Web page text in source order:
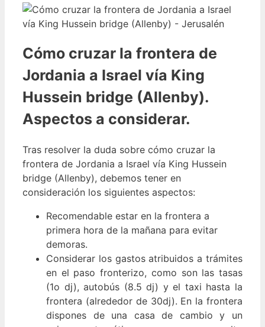
Cómo cruzar la frontera de
Jordania a Israel vía King
Hussein bridge (Allenby).
Aspectos a considerar.
Tras resolver la duda sobre cómo cruzar la
frontera de Jordania a Israel vía King Hussein
bridge (Allenby), debemos tener en
consideración los siguientes aspectos:
Recomendable estar en la frontera a
primera hora de la mañana para evitar
demoras.
Considerar los gastos atribuidos a trámites
en el paso fronterizo, como son las tasas
(1o dj), autobús (8.5 dj) y el taxi hasta la
frontera (alrededor de 30dj). En la frontera
dispones de una casa de cambio y un